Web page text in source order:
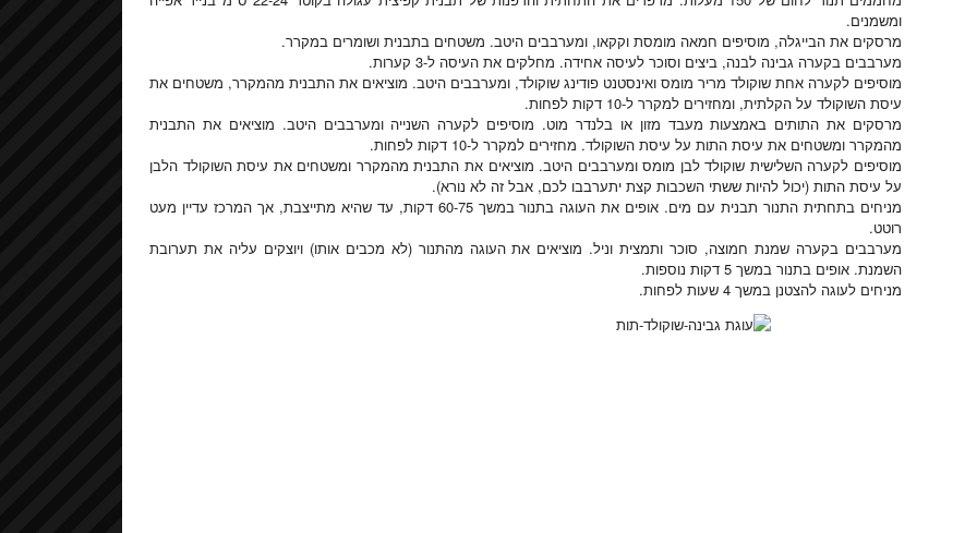
ומשמנים.
מרסקים את הבייגלה, מוסיפים חמאה מומסת וקקאו, ומערבבים היטב. משטחים בתבנית ושומרים במקרר.
מערבבים בקערה גבינה לבנה, ביצים וסוכר לעיסה אחידה. מחלקים את העיסה ל-3 קערות.
מוסיפים לקערה אחת שוקולד מריר מומס ואינסטנט פודינג שוקולד, ומערבבים היטב. מוציאים את התבנית מהמקרר, משטחים את
עיסת השוקולד על הקלתית, ומחזירים למקרר ל-10 דקות לפחות.
מרסקים את התותים באמצעות מעבד מזון או בלנדר מוט. מוסיפים לקערה השנייה ומערבבים היטב. מוציאים את התבנית
מהמקרר ומשטחים את עיסת התות על עיסת השוקולד. מחזירים למקרר ל-10 דקות לפחות.
מוסיפים לקערה השלישית שוקולד לבן מומס ומערבבים היטב. מוציאים את התבנית מהמקרר ומשטחים את עיסת השוקולד הלבן
על עיסת התות (יכול להיות ששתי השכבות קצת יתערבבו לכם, אבל זה לא נורא).
מניחים בתחתית התנור תבנית עם מים. אופים את העוגה בתנור במשך 60-75 דקות, עד שהיא מתייצבת, אך המרכז עדיין מעט
רוטט.
מערבבים בקערה שמנת חמוצה, סוכר ותמצית וניל. מוציאים את העוגה מהתנור (לא מכבים אותו) ויוצקים עליה את תערובת
השמנת. אופים בתנור במשך 5 דקות נוספות.
מניחים לעוגה להצטנן במשך 4 שעות לפחות.